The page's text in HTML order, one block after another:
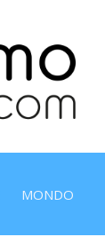
MONDO